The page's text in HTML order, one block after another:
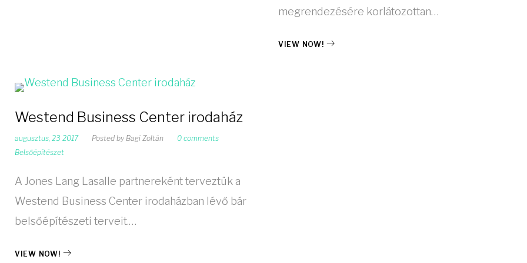
megrendezésére korlátozottan…
VIEW NOW!
Westend Business Center irodaház
augusztus, 23 2017 Posted by Bagi Zoltán
0 comments
Belsőépítészet
A Jones Lang Lasalle partnereként terveztük a
Westend Business Center irodaházban lévő bár
belsőépítészeti terveit.…
VIEW NOW!